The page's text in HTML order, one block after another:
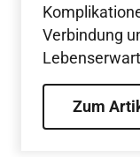
Verbindung
nur
viele
Adipositas zu
Zum